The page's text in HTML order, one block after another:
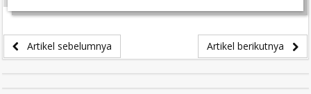
Artikel sebelumnya Artikel berikutnya